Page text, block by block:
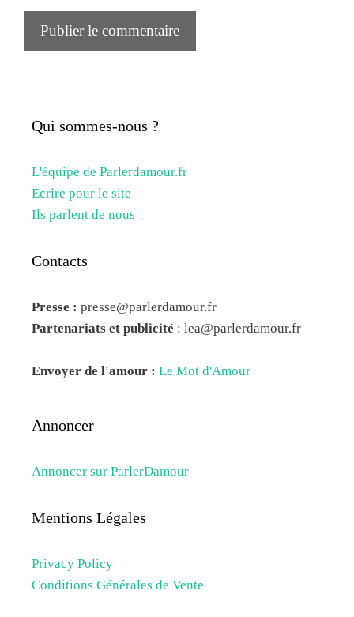
Qui sommes-nous ?
L'équipe de Parlerdamour.fr
Ecrire pour le site
Ils parlent de nous
Contacts
Presse : presse@parlerdamour.fr
Partenariats et publicité : lea@parlerdamour.fr
Envoyer de l'amour : Le Mot d'Amour
Annoncer
Annoncer sur ParlerDamour
Mentions Légales
Privacy Policy
Conditions Générales de Vente